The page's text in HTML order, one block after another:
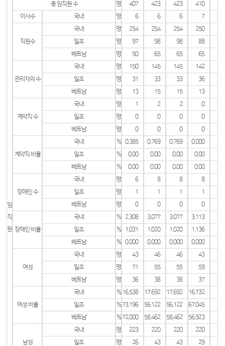
임
직
원
총 임직원 수 명 407 423 423
410
이사수
국내 명 6 6 6 7
직원수
국내 명 254 254 254
250
일조
명 97 98 98
88
베트남
명 50 65 65 65
관리자의 수
국내 명 150 145 145
142
일조
명 31 33 33
36
베트남
명 13 15 15 13
계약직 수
국내 명 1 2 2
0
일조
명 0 0 0
0
베트남
명 0 0 0 0
계약직 비율
국내 % 0.385 0.769 0.769
0.000
일조
% 0.00 0.00 0.00
0.00
베트남
% 0.00 0.00 0.00 0.00
장애인 수
국내 명 6 8 8
8
일조
명 1 1 1
1
베트남
명 0 0 0 0
장애인 비율
국내 % 2.308 3.077 3.077
3.113
일조
% 1.031 1.020 1.020
1.136
베트남
% 0.000 0.000 0.000 0.000
여성
국내 명 43 46 46
43
일조
명 71 55 55
59
베트남
명 36 38 38 37
여성 비율
국내 % 16.538 17.692 17.692
16.732
일조
%73.196 56.122 56.122
67.045
베트남
%72.000 58.462 58.462 56.923
남성
국내 명 223 220 220
220
일조
명 26 43 43
29